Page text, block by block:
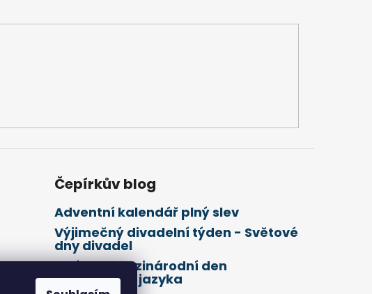
c
v
ý
Čepírkův blog
Adventní kalendář plný slev
Výjimečný divadelní týden - Světové
dny divadel
21. února Mezinárodní den
mateřského jazyka